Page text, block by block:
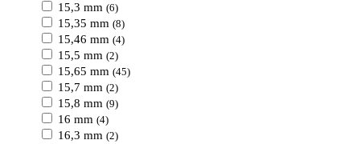
15,3 mm (6)
15,35 mm (8)
15,46 mm (4)
15,5 mm (2)
15,65 mm (45)
15,7 mm (2)
15,8 mm (9)
16 mm (4)
16,3 mm (2)